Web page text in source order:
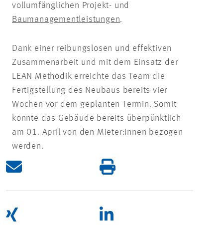
vollumfänglichen Projekt- und
Baumanagementleistungen.
Dank einer reibungslosen und effektiven
Zusammenarbeit und mit dem Einsatz der
LEAN Methodik erreichte das Team die
Fertigstellung des Neubaus bereits vier
Wochen vor dem geplanten Termin. Somit
konnte das Gebäude bereits überpünktlich
am 01. April von den Mieter:innen bezogen
werden.